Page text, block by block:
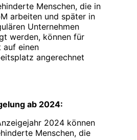
Menschen, die in
arbeiten und später in
Unternehmen
werden, können für
auf einen
angerechnet
ab 2024:
2024 können
Menschen, die